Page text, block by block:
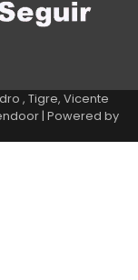
, Tigre, Vicente
| Powered by